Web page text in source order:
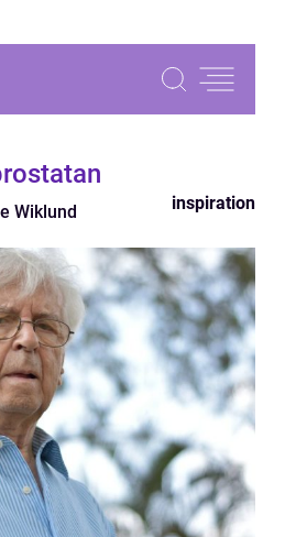
Wiklund inspiration